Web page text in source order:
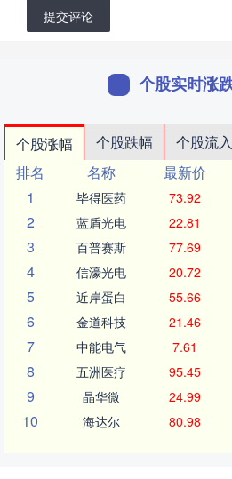
提交评论
个股实时涨
个股涨幅 个股跌幅 个股流入
排名
名称 最新价
1
毕得医药 73.92
2 蓝盾光电 22.81
3 百普赛斯 77.69
4 信濠光电 20.72
5 近岸蛋白 55.66
6 金道科技 21.46
7 中能电气 7.61
8 五洲医疗 95.45
9 晶华微 24.99
10 海达尔 80.98